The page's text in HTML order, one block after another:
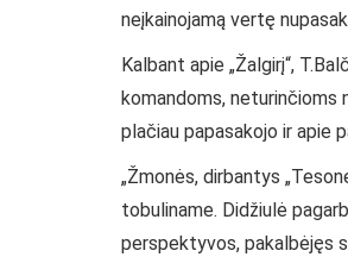
neįkainojamą vertę
Kalbant apie „Žalgirį“,
komandoms, neturinčioms
plačiau papasakojo ir apie
„Žmonės, dirbantys
tobuliname. Didžiulė
perspektyvos, pakalbėjęs